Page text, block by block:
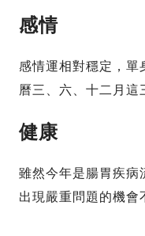
感情
感情運相對穩定，單
曆三、六、十二月這
健康
雖然今年是腸胃疾病
出現嚴重問題的機會